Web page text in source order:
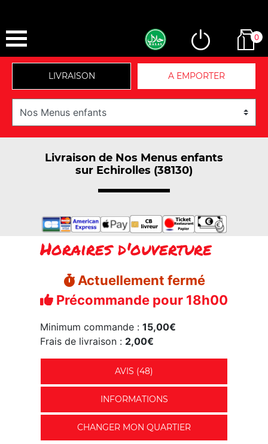
0
LIVRAISON A EMPORTER
Livraison de Nos Menus enfants
sur Echirolles (38130)
Horaires d'ouverture
Actuellement fermé
Précommande pour 18h00
Minimum commande : 15,00€
Frais de livraison : 2,00€
AVIS (48)
INFORMATIONS
CHANGER MON QUARTIER